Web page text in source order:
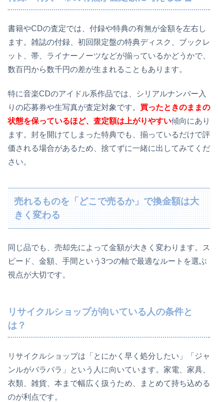
書籍やCDの査定では、付録や特典の有無が金額を左右し
ます。雑誌の付録、初回限定盤の特典ディスク、ブックレ
ット、帯、ライナーノーツなどが揃っているかどうかで、
数百円から数千円の差が生まれることもあります。
特に音楽CDのアイドル系作品では、シリアルナンバー入
りの応募券や生写真が査定対象です。 買ったときのままの
状態を保っているほど、査定額は上がりやすい傾向にあり
ます。封を開けてしまった特典でも、揃っているだけで評
価される場合があるため、捨てずに一緒に出してみてくだ
さい。
売れるものを「どこで売るか」で換金額は大
きく変わる
同じ品でも、売却先によって金額が大きく変わります。ス
ピード、金額、手間という3つの軸で最適なルートを選ぶ
視点が大切です。
リサイクルショップが向いている人の条件と
は？
リサイクルショップは「とにかく早く処分したい」「ジャ
ンルがバラバラ」という人に向いています。家電、家具、
衣類、雑貨、本まで幅広く扱うため、まとめて持ち込める
のが利点です。